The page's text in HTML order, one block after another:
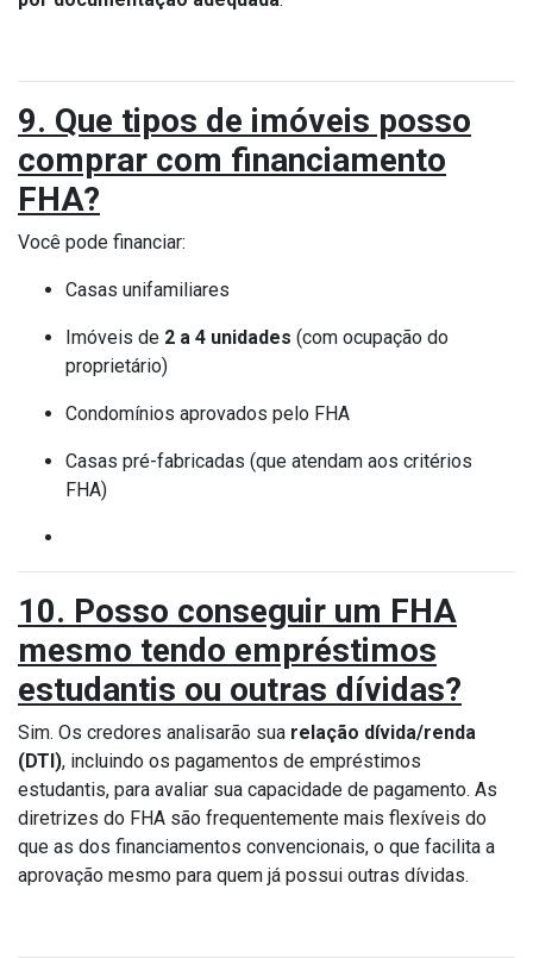
9. Que tipos de imóveis posso
comprar com financiamento
FHA?
Você pode financiar:
Casas unifamiliares
Imóveis de 2 a 4 unidades (com ocupação do
proprietário)
Condomínios aprovados pelo FHA
Casas pré-fabricadas (que atendam aos critérios
FHA)
10. Posso conseguir um FHA
mesmo tendo empréstimos
estudantis ou outras dívidas?
Sim. Os credores analisarão sua relação dívida/renda
(DTI), incluindo os pagamentos de empréstimos
estudantis, para avaliar sua capacidade de pagamento. As
diretrizes do FHA são frequentemente mais flexíveis do
que as dos financiamentos convencionais, o que facilita a
aprovação mesmo para quem já possui outras dívidas.